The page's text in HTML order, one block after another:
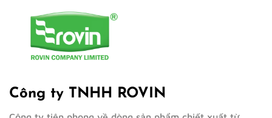
Công ty TNHH ROVIN